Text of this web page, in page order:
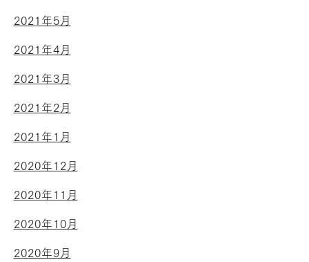
2021年5月
2021年4月
2021年3月
2021年2月
2021年1月
2020年12月
2020年11月
2020年10月
2020年9月